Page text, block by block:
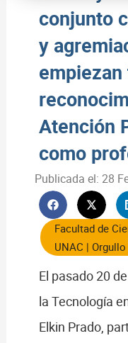
conjunto
y
Atención
como
Publicada el: 28
Facultad de
UNAC | Orgullo
El pasado 20
la Tecnología
Elkin Prado,